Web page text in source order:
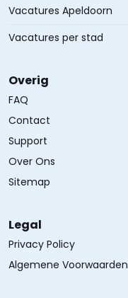
Vacatures Apeldoorn
Vacatures per stad
Overig
FAQ
Contact
Support
Over Ons
Sitemap
Legal
Privacy Policy
Algemene Voorwaarden